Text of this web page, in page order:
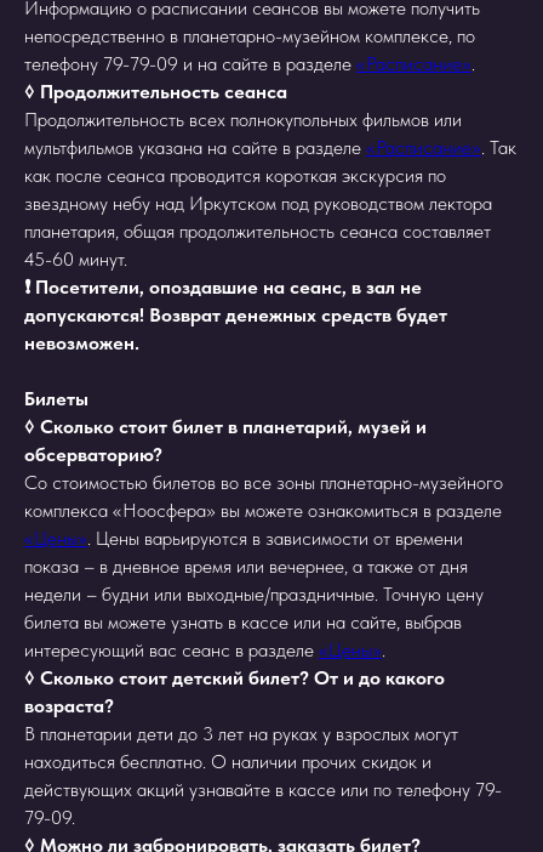
Информацию о расписании сеансов вы можете получить
непосредственно в планетарно-музейном комплексе, по
телефону 79-79-09 и на сайте в разделе «Расписание».
◊ Продолжительность сеанса
Продолжительность всех полнокупольных фильмов или
мультфильмов указана на сайте в разделе «Расписание». Так
как после сеанса проводится короткая экскурсия по
звездному небу над Иркутском под руководством лектора
планетария, общая продолжительность сеанса составляет
45-60 минут.
❗️ Посетители, опоздавшие на сеанс, в зал не
допускаются! Возврат денежных средств будет
невозможен.
Билеты
◊ Сколько стоит билет в планетарий, музей и
обсерваторию?
Со стоимостью билетов во все зоны планетарно-музейного
комплекса «Ноосфера» вы можете ознакомиться в разделе
«Цены». Цены варьируются в зависимости от времени
показа – в дневное время или вечернее, а также от дня
недели – будни или выходные/праздничные. Точную цену
билета вы можете узнать в кассе или на сайте, выбрав
интересующий вас сеанс в разделе «Цены».
◊ Сколько стоит детский билет? От и до какого
возраста?
В планетарии дети до 3 лет на руках у взрослых могут
находиться бесплатно. О наличии прочих скидок и
действующих акций узнавайте в кассе или по телефону 79-
79-09.
◊ Можно ли забронировать, заказать билет?